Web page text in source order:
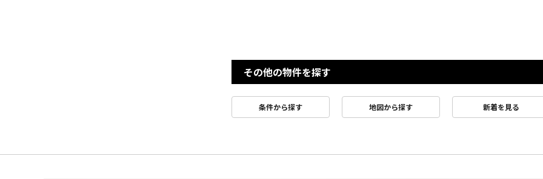
その他の物件を探す
条件から探す 地図から探す 新着を見る